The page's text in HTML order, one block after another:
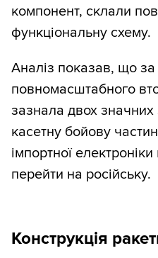
компонент, склали
функціональну схему.
Аналіз показав, що за
повномасштабного
зазнала двох значних
касетну бойову
імпортної
перейти на російську.
Конструкція